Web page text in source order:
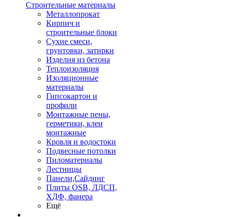
Строительные материалы
Металлопрокат
Кирпич и
строительные блоки
Сухие смеси,
грунтовки, затирки
Изделия из бетона
Теплоизоляция
Изоляционные
материалы
Гипсокартон и
профили
Монтажные пены,
герметики, клеи
монтажные
Кровля и водостоки
Подвесные потолки
Пиломатериалы
Лестницы
Панели,Сайдинг
Плиты OSB, ЛДСП,
ХДФ, фанера
Ещё